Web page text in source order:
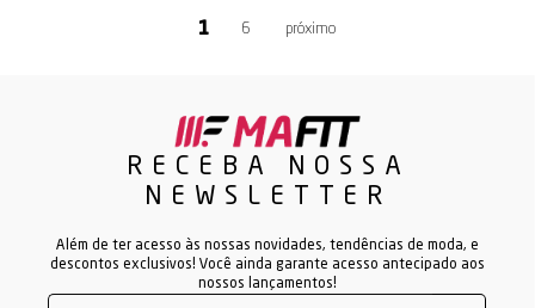
6
RECEBA NOSSA
NEWSLETTER
Além de ter acesso às nossas novidades, tendências de moda, e
descontos exclusivos! Você ainda garante acesso antecipado aos
nossos lançamentos!